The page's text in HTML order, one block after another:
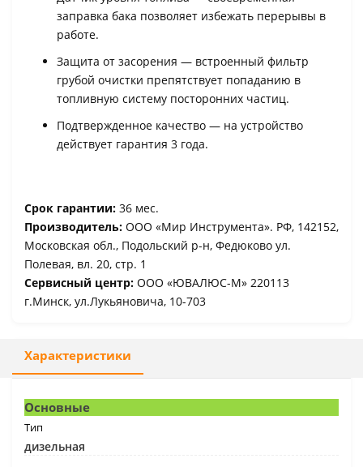
заправка бака позволяет избежать перерывы в
работе.
Защита от засорения — встроенный фильтр
грубой очистки препятствует попаданию в
топливную систему посторонних частиц.
Подтвержденное качество — на устройство
действует гарантия 3 года.
Срок гарантии: 36 мес.
Производитель: ООО «Мир Инструмента». РФ, 142152,
Московская обл., Подольский р-н, Федюково ул.
Полевая, вл. 20, стр. 1
Сервисный центр: ООО «ЮВАЛЮС-М» 220113
г.Минск, ул.Лукьяновича, 10-703
Характеристики
Основные
Тип
дизельная